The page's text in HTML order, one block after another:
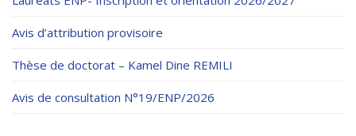
Avis d’attribution provisoire
Thèse de doctorat – Kamel Dine REMILI
Avis de consultation N°19/ENP/2026